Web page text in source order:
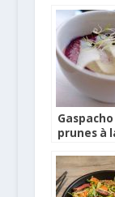
espuma
Gras de
prunes à